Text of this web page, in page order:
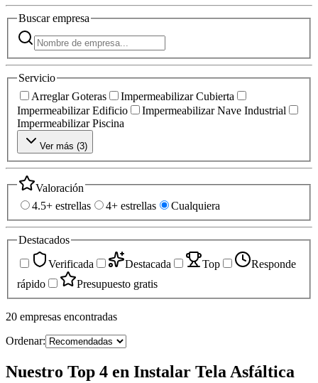
Buscarempresa
Servicio
Arreglar Goteras
Impermeabilizar Cubierta
Impermeabilizar Edificio
Impermeabilizar Nave Industrial
Impermeabilizar Piscina
Ver más (3)
Valoración
4.5+ estrellas
4+ estrellas Cualquiera
Destacados
Verificada
Destacada Top
Responde
rápido
Presupuesto gratis
20 empresas encontradas
Ordenar:
Nuestro Top 4 en Instalar Tela Asfáltica